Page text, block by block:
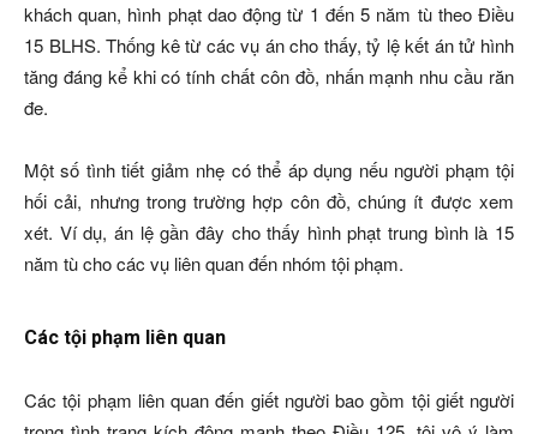
khách quan, hình phạt dao động từ 1 đến 5 năm tù theo Điều
15 BLHS. Thống kê từ các vụ án cho thấy, tỷ lệ kết án tử hình
tăng đáng kể khi có tính chất côn đồ, nhấn mạnh nhu cầu răn
đe.
Một số tình tiết giảm nhẹ có thể áp dụng nếu người phạm tội
hối cải, nhưng trong trường hợp côn đồ, chúng ít được xem
xét. Ví dụ, án lệ gần đây cho thấy hình phạt trung bình là 15
năm tù cho các vụ liên quan đến nhóm tội phạm.
Các tội phạm liên quan
Các tội phạm liên quan đến giết người bao gồm tội giết người